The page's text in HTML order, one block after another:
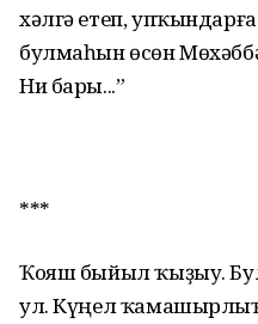
хәлгә етеп,
булмаһын өсөн
Ни бары...”
***
Ҡояш быйыл ҡыҙыу.
ул. Күңел ҡамашырлыҡ